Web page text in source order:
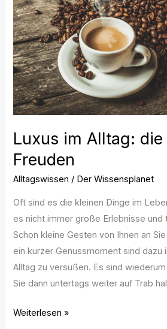
Luxus im Alltag: die
Freuden
Alltagswissen / Der Wissensplanet
Oft sind es die kleinen Dinge im
es nicht immer große Erlebnisse und
Schon kleine Gesten von Ihnen an
ein kurzer Genussmoment sind dazu
Alltag zu versüßen. Es sind
Sie dann untertags weiter auf Trab
die
kleinen
Freuden
Weiterlesen »